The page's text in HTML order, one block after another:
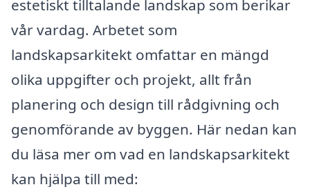
estetiskt tilltalande landskap som berikar
vår vardag. Arbetet som
landskapsarkitekt omfattar en mängd
olika uppgifter och projekt, allt från
planering och design till rådgivning och
genomförande av byggen. Här nedan kan
du läsa mer om vad en landskapsarkitekt
kan hjälpa till med: